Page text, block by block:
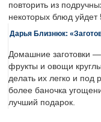
повторить из
некоторых блюд уйдет
Дарья Близнюк:
Домашние заготовки
фрукты и овощи
делать их легко и под
более баночка
лучший подарок.